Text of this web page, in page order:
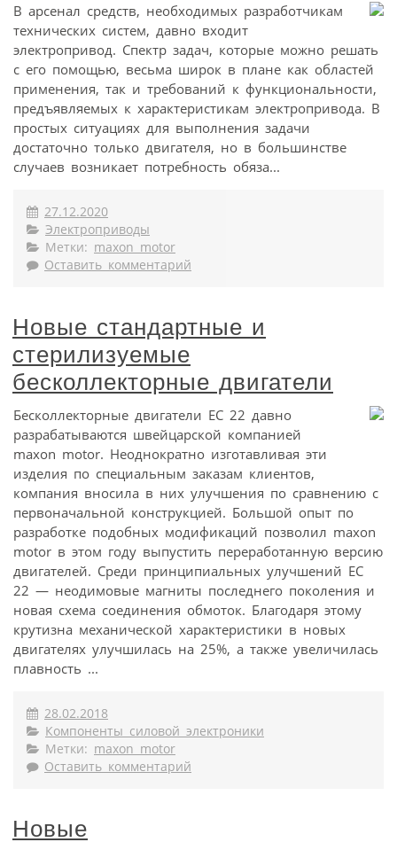
В арсенал средств, необходимых разработчикам
технических систем, давно входит
электропривод. Спектр задач, которые можно решать
с его помощью, весьма широк в плане как областей
применения, так и требований к функциональности,
предъявляемых к характеристикам электропривода. В
простых ситуациях для выполнения задачи
достаточно только двигателя, но в большинстве
случаев возникает потребность обяза...
27.12.2020
Электроприводы
Метки: maxon motor
Оставить комментарий
Новые стандартные и
стерилизуемые
бесколлекторные двигатели
Бесколлекторные двигатели EC 22 давно
разрабатываются швейцарской компанией
maxon motor. Неоднократно изготавливая эти
изделия по специальным заказам клиентов,
компания вносила в них улучшения по сравнению с
первоначальной конструкцией. Большой опыт по
разработке подобных модификаций позволил maxon
motor в этом году выпустить переработанную версию
двигателей. Среди принципиальных улучшений EC
22 — неодимовые магниты последнего поколения и
новая схема соединения обмоток. Благодаря этому
крутизна механической характеристики в новых
двигателях улучшилась на 25%, а также увеличилась
плавность ...
28.02.2018
Компоненты силовой электроники
Метки: maxon motor
Оставить комментарий
Новые